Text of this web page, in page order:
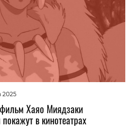
2025
Хаяо Миядзаки
в кинотеатрах